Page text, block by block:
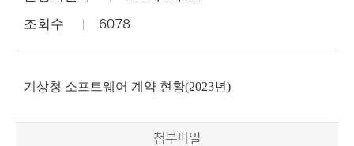
조회수 6078
기상청 소프트웨어 계약 현황(2023년)
첨부파일